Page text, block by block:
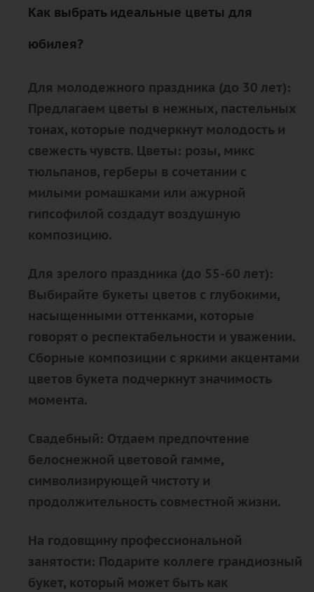
Как выбрать идеальные цветы для
юбилея?
Для молодежного праздника (до 30 лет):
Предлагаем цветы в нежных, пастельных
тонах, которые подчеркнут молодость и
свежесть чувств. Цветы: розы, микс
тюльпанов, герберы в сочетании с
милыми ромашками или ажурной
гипсофилой создадут воздушную
композицию.
Для зрелого праздника (до 55-60 лет):
Выбирайте букеты цветов с глубокими,
насыщенными оттенками, которые
говорят о респектабельности и уважении.
Сборные композиции с яркими акцентами
цветов букета подчеркнут значимость
момента.
Свадебный: Отдаем предпочтение
белоснежной цветовой гамме,
символизирующей чистоту и
продолжительность совместной жизни.
На годовщину профессиональной
занятости: Подарите коллеге грандиозный
букет, который может быть как